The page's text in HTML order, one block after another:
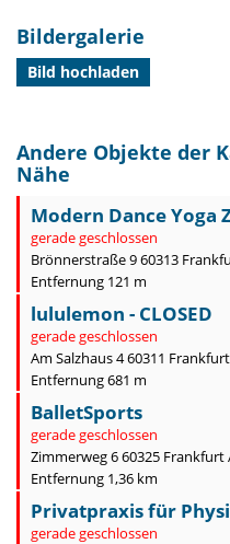
Bildergalerie
Bild hochladen
Andere Objekte der
Nähe
Modern Dance Yoga
gerade geschlossen
Brönnerstraße 9 60313
Entfernung 121 m
lululemon - CLOSED
gerade geschlossen
Am Salzhaus 4 60311 Frankfurt
Entfernung 681 m
BalletSports
gerade geschlossen
Zimmerweg 6 60325 Frankfurt
Entfernung 1,36 km
Privatpraxis für
gerade geschlossen